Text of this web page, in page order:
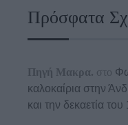
Πρόσφατα
Πηγή Μακρα. στο
καλοκαίρια στην
και την δεκαετία